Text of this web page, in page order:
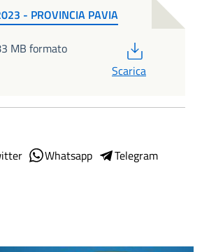
- PROVINCIA PAVIA
MB formato
Scarica
Whatsapp
Telegram